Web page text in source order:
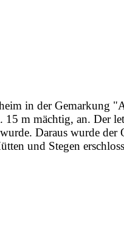
in der Gemarkung
15 m mächtig, an. Der
Daraus wurde der
und Stegen